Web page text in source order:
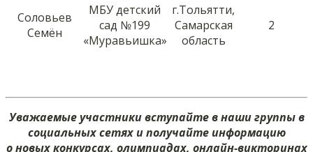
Соловьев
Семён
МБУ детский
сад №199
«Муравьишка»
г.Тольятти,
Самарская
область
2
Уважаемые участники вступайте в наши группы в
социальных сетях и получайте информацию
о новых конкурсах, олимпиадах, онлайн-викторинах